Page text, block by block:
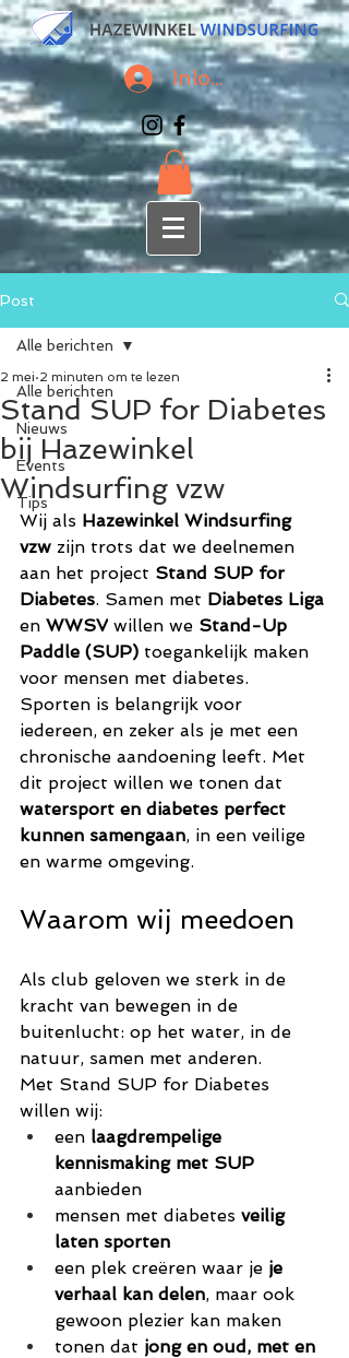
Inloggen
Post
Alle berichten
Nieuws
Events
Tips
Alle berichten
Stand SUP for Diabetes
bij Hazewinkel
Windsurfing vzw
2 mei 2 minuten om te lezen
Wij als Hazewinkel Windsurfing
vzw zijn trots dat we deelnemen
aan het project Stand SUP for
Diabetes. Samen met Diabetes Liga
en WWSV willen we Stand-Up
Paddle (SUP) toegankelijk maken
voor mensen met diabetes.
Sporten is belangrijk voor
iedereen, en zeker als je met een
chronische aandoening leeft. Met
dit project willen we tonen dat
watersport en diabetes perfect
kunnen samengaan, in een veilige
en warme omgeving.
Waarom wij meedoen
Als club geloven we sterk in de
kracht van bewegen in de
buitenlucht: op het water, in de
natuur, samen met anderen.
Met Stand SUP for Diabetes
willen wij:
een laagdrempelige
kennismaking met SUP
aanbieden
mensen met diabetes veilig
laten sporten
een plek creëren waar je je
verhaal kan delen, maar ook
gewoon plezier kan maken
tonen dat jong en oud, met en